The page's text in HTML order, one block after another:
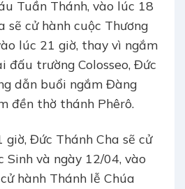
Tuần Thánh, vào lúc 18
sẽ cử hành cuộc Thương
lúc 21 giờ, thay vì ngắm
đấu trường Colosseo, Đức
dẫn buổi ngắm Đàng
đền thờ thánh Phêrô.
Đức Thánh Cha sẽ cử
Sinh và ngày 12/04, vào
hành Thánh lễ Chúa